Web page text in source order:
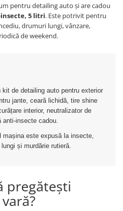
pentru detailing auto și are cadou
5 litri. Este potrivit pentru
drumuri lungi, vânzare,
de weekend.
kit de detailing auto pentru exterior
jante, ceară lichidă, tire shine
interior, neutralizator de
insecte cadou.
este expusă la insecte,
și murdărie rutieră.
pregătești